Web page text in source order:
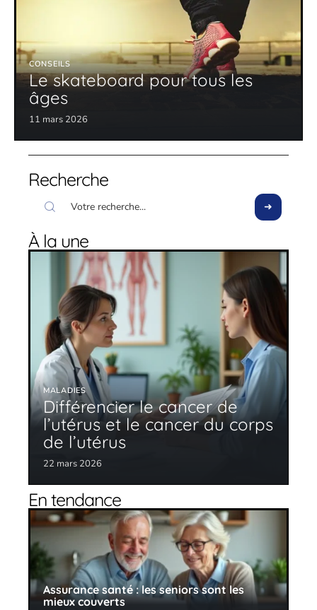
CONSEILS
Le skateboard pour tous les
âges
11 mars 2026
Recherche
À la une
MALADIES
Différencier le cancer de
l’utérus et le cancer du corps
de l’utérus
22 mars 2026
En tendance
Assurance santé : les seniors sont les
mieux couverts